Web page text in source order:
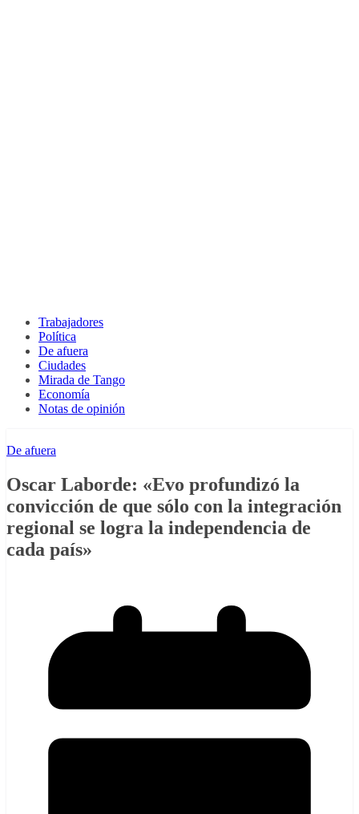
Trabajadores
Política
De afuera
Ciudades
Mirada de Tango
Economía
Notas de opinión
De afuera
Oscar Laborde: «Evo profundizó la
convicción de que sólo con la integración
regional se logra la independencia de
cada país»